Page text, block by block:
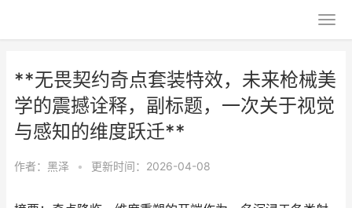
**无畏契约奇点套装特效，未来枪械美
学的震撼诠释，副标题，一次关于视觉
与感知的维度跃迁**
作者： 黑泽 • 更新时间：2026-04-08